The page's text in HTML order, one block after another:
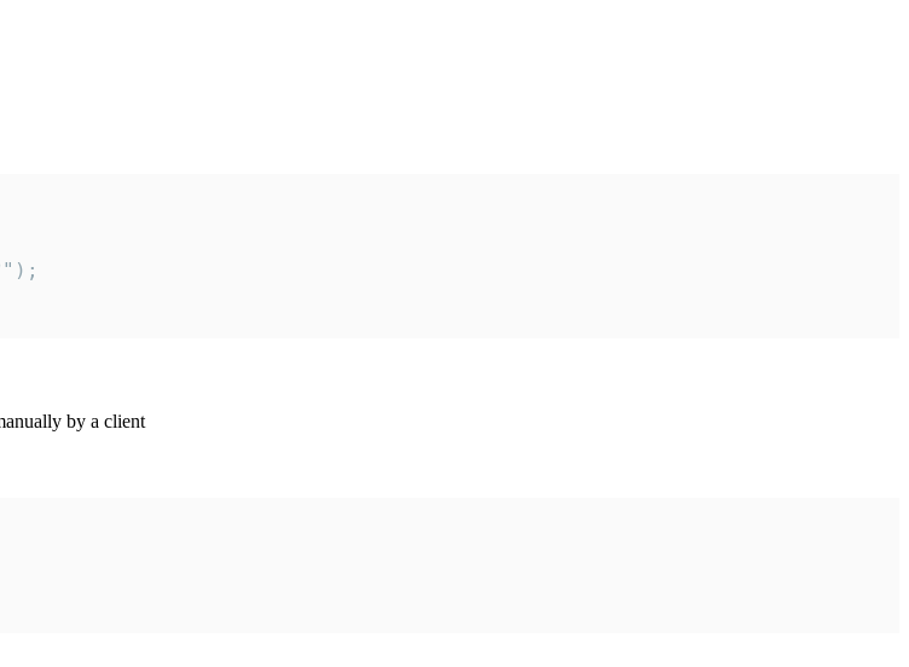
by a client